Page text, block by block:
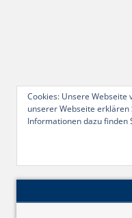
Cookies: Unsere
unserer Webseite
Informationen dazu finden